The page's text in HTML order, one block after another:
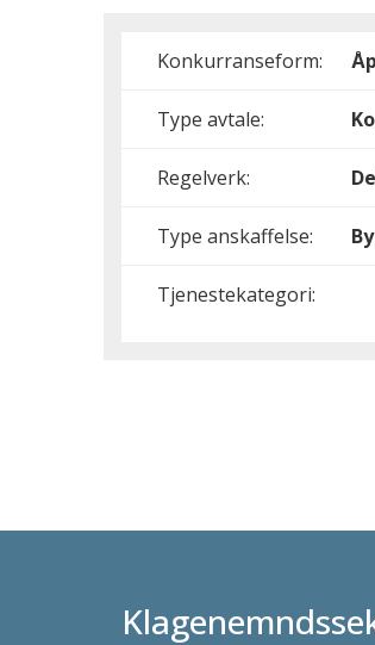
Konkurranseform:
Type avtale:
Regelverk:
Type anskaffelse:
Tjenestekategori: